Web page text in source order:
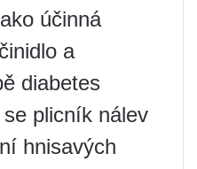
účinná
a
diabetes
plicník nálev
hnisavých